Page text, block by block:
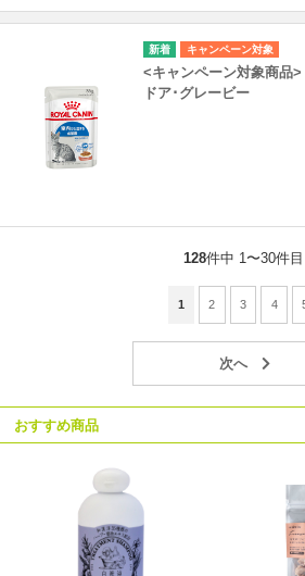
キャンペーン対象
<キャンペーン対象商品
ドア･グレービー
128件中 1〜30件目
1 2 3 4
おすすめ商品